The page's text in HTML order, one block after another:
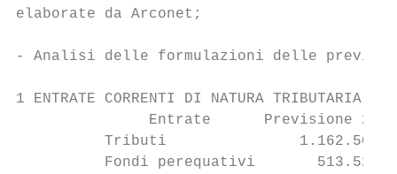
elaborate da Arconet;
- Analisi delle formulazioni delle
1 ENTRATE CORRENTI DI NATURA TRIBUTARIA,
Entrate      Previsione
Tributi
Fondi perequativi